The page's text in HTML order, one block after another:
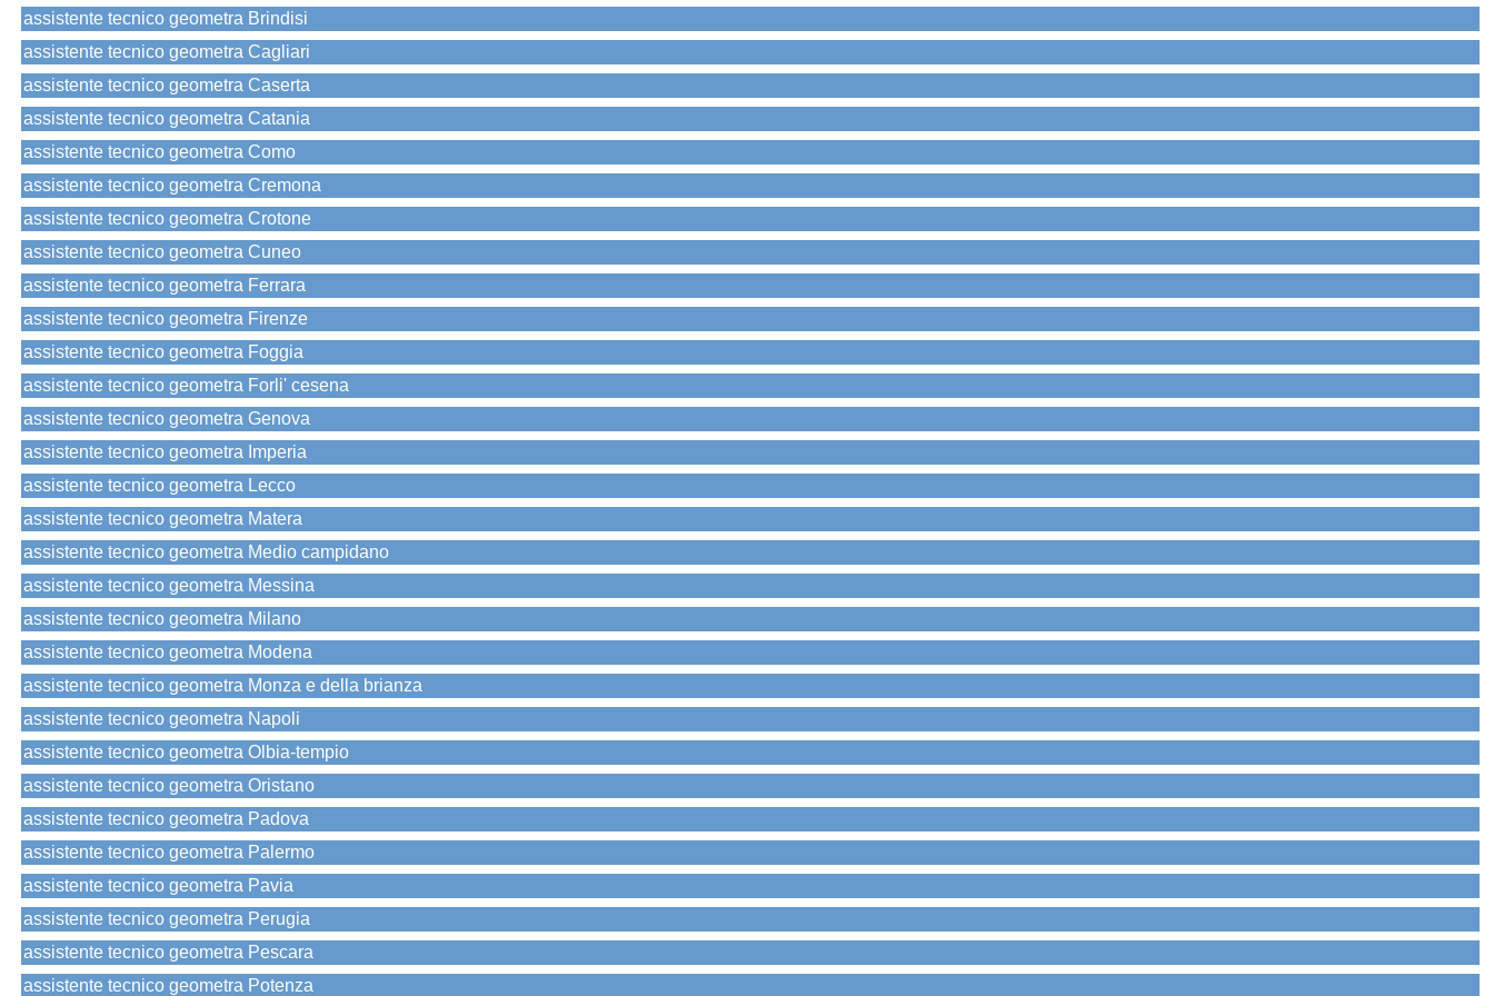
assistente tecnico geometra Brindisi
assistente tecnico geometra Cagliari
assistente tecnico geometra Caserta
assistente tecnico geometra Catania
assistente tecnico geometra Como
assistente tecnico geometra Cremona
assistente tecnico geometra Crotone
assistente tecnico geometra Cuneo
assistente tecnico geometra Ferrara
assistente tecnico geometra Firenze
assistente tecnico geometra Foggia
assistente tecnico geometra Forli' cesena
assistente tecnico geometra Genova
assistente tecnico geometra Imperia
assistente tecnico geometra Lecco
assistente tecnico geometra Matera
assistente tecnico geometra Medio campidano
assistente tecnico geometra Messina
assistente tecnico geometra Milano
assistente tecnico geometra Modena
assistente tecnico geometra Monza e della brianza
assistente tecnico geometra Napoli
assistente tecnico geometra Olbia-tempio
assistente tecnico geometra Oristano
assistente tecnico geometra Padova
assistente tecnico geometra Palermo
assistente tecnico geometra Pavia
assistente tecnico geometra Perugia
assistente tecnico geometra Pescara
assistente tecnico geometra Potenza